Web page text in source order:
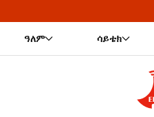
ዓለም ሳይቴክ